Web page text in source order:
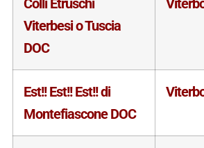
Colli Etruschi
Viterbesi o Tuscia
DOC
Est!! Est!! Est!! di
Montefiascone DOC